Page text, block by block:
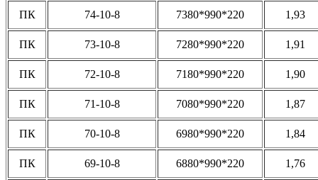
ПК 74-10-8 7380*990*220 1,93
ПК 73-10-8 7280*990*220 1,91
ПК 72-10-8 7180*990*220 1,90
ПК 71-10-8 7080*990*220 1,87
ПК 70-10-8 6980*990*220 1,84
ПК 69-10-8 6880*990*220 1,76